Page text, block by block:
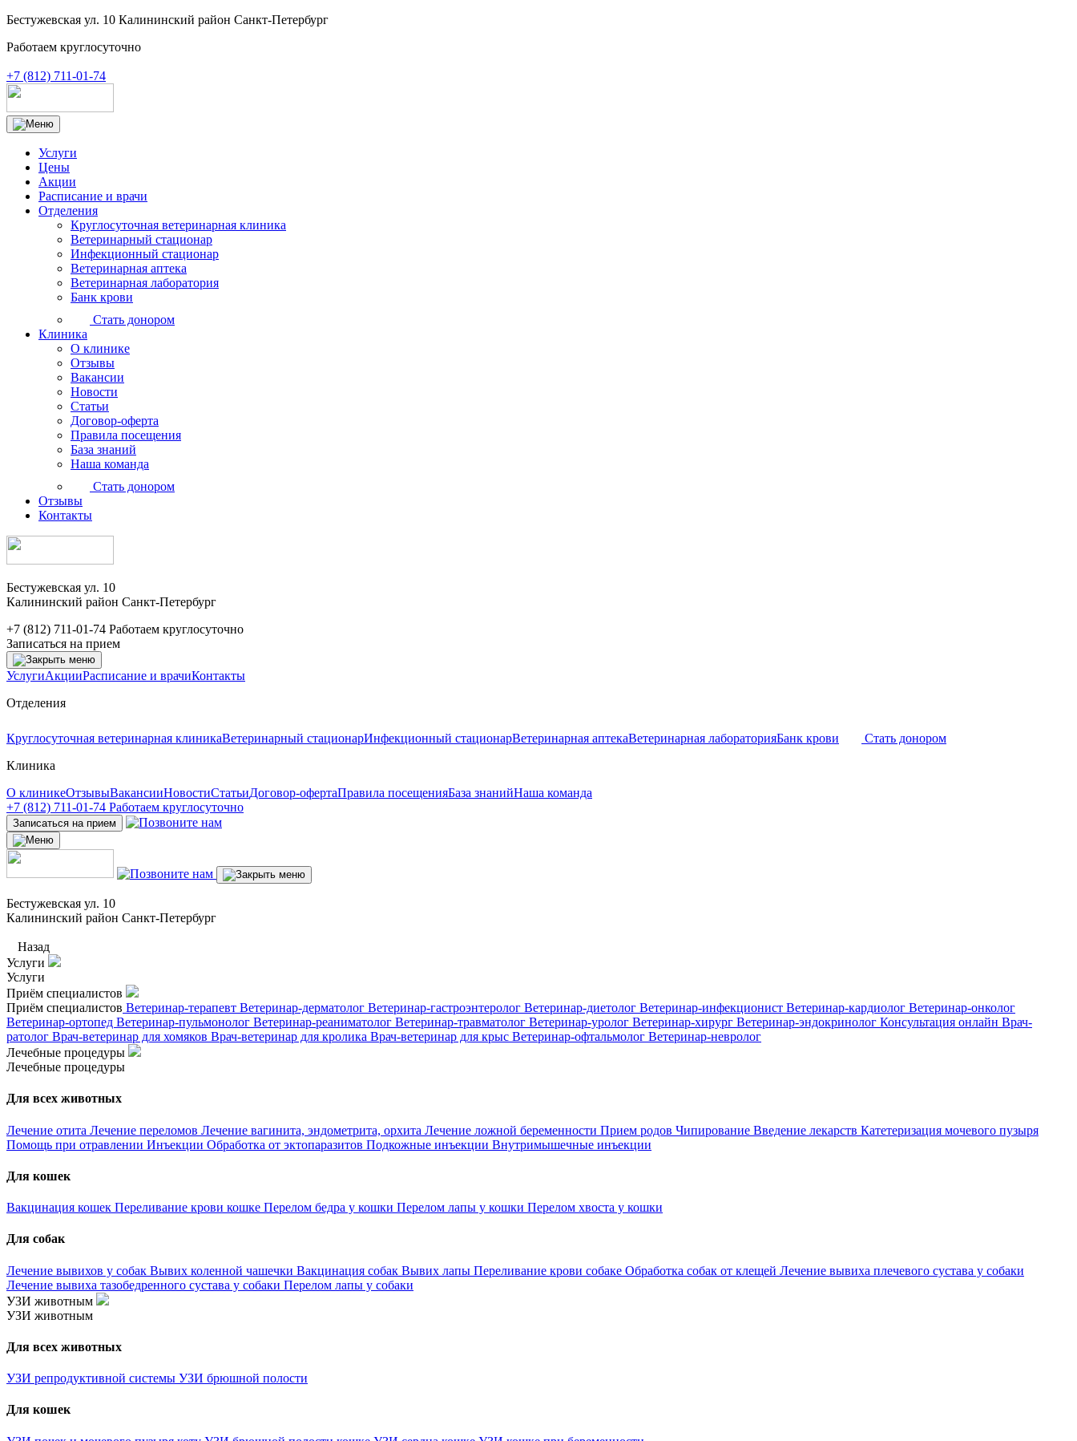
Бестужевская ул. 10 Калининский район Санкт-Петербург
Работаем круглосуточно
+7 (812) 711-01-74
Услуги
Цены
Акции
Расписание и врачи
Отделения
Круглосуточная ветеринарная клиника
Ветеринарный стационар
Инфекционный стационар
Ветеринарная аптека
Ветеринарная лаборатория
Банк крови
Стать донором
Клиника
О клинике
Отзывы
Вакансии
Новости
Статьи
Договор-оферта
Правила посещения
База знаний
Наша команда
Стать донором
Отзывы
Контакты
Бестужевская ул. 10
Калининский район Санкт-Петербург
+7 (812) 711-01-74 Работаем круглосуточно
Записаться на прием
УслугиАкцииРасписание и врачиКонтакты
Отделения
Круглосуточная ветеринарная клиникаВетеринарный стационарИнфекционный стационарВетеринарная аптекаВетеринарная лабораторияБанк крови
Стать донором
Клиника
О клиникеОтзывыВакансииНовостиСтатьиДоговор-офертаПравила посещенияБаза знанийНаша команда
+7 (812) 711-01-74 Работаем круглосуточно
Записаться на прием
Бестужевская ул. 10
Калининский район Санкт-Петербург
Назад
Услуги
Услуги
Приём специалистов
Приём специалистов Ветеринар-терапевт Ветеринар-дерматолог Ветеринар-гастроэнтеролог Ветеринар-диетолог Ветеринар-инфекционист Ветеринар-кардиолог Ветеринар-онколог
Ветеринар-ортопед Ветеринар-пульмонолог Ветеринар-реаниматолог Ветеринар-травматолог Ветеринар-уролог Ветеринар-хирург Ветеринар-эндокринолог Консультация онлайн Врач-
ратолог Врач-ветеринар для хомяков Врач-ветеринар для кролика Врач-ветеринар для крыс Ветеринар-офтальмолог Ветеринар-невролог
Лечебные процедуры
Лечебные процедуры
Для всех животных
Лечение отита Лечение переломов Лечение вагинита, эндометрита, орхита Лечение ложной беременности Прием родов Чипирование Введение лекарств Катетеризация мочевого пузыря
Помощь при отравлении Инъекции Обработка от эктопаразитов Подкожные инъекции Внутримышечные инъекции
Для кошек
Вакцинация кошек Переливание крови кошке Перелом бедра у кошки Перелом лапы у кошки Перелом хвоста у кошки
Для собак
Лечение вывихов у собак Вывих коленной чашечки Вакцинация собак Вывих лапы Переливание крови собаке Обработка собак от клещей Лечение вывиха плечевого сустава у собаки
Лечение вывиха тазобедренного сустава у собаки Перелом лапы у собаки
УЗИ животным
УЗИ животным
Для всех животных
УЗИ репродуктивной системы УЗИ брюшной полости
Для кошек